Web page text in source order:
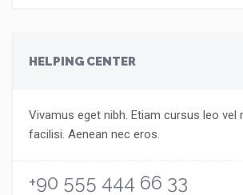
HELPING CENTER
Vivamus eget nibh. Etiam cursus leo vel
facilisi. Aenean nec eros.
+90 555 444 66 33